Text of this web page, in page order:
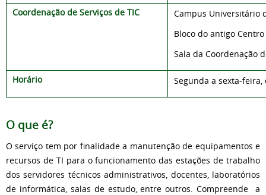
Coordenação de Serviços de TIC
Campus Universitário
Bloco do antigo
Sala da Coordenação
Horário Segunda a sexta-feira,
O que é?
O serviço tem por finalidade a manutenção de equipamentos e
recursos de TI para o funcionamento das estações de trabalho
dos servidores técnicos administrativos, docentes, laboratórios
de informática, salas de estudo, entre outros. Compreende a